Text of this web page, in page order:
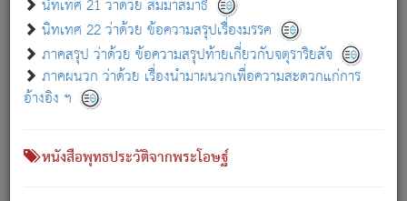
นิทเทศ 21 ว่าด้วย สัมมาสมาธิ
นิทเทศ 22 ว่าด้วย ข้อความสรุปเรื่องมรรค
ภาคสรุป ว่าด้วย ข้อความสรุปท้ายเกี่ยวกับจตุราริยสัจ
ภาคผนวก ว่าด้วย เรื่องนำมาผนวกเพื่อความสะดวกแก่การ
อ้างอิง ฯ
หนังสือพุทธประวัติจากพระโอษฐ์